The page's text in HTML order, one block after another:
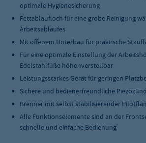
optimale Hygienesicherung
Fettablaufloch für eine grobe Reinigung
Arbeitsablaufes
Mit offenem Unterbau für praktische
Für eine optimale Einstellung der
Edelstahlfüße höhenverstellbar
Leistungsstarkes Gerät für geringen
Sichere und bedienerfreundliche
Brenner mit selbst stabilisierender
Alle Funktionselemente sind an der
schnelle und einfache Bedienung